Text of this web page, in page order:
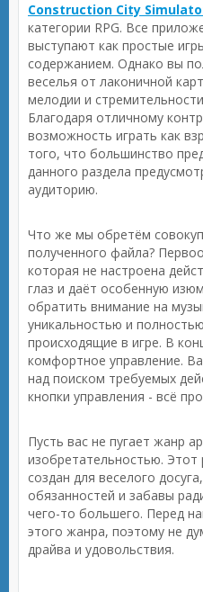
Construction City
категории RPG. Все
выступают как простые
содержанием. Однако вы
веселья от лаконичной
мелодии и
Благодаря отличному
возможность играть как
того, что большинство
данного раздела
аудиторию.
Что же мы обретём
полученного файла?
которая не настроена
глаз и даёт особенную
обратить внимание на
уникальностью и
происходящие в игре. В
комфортное управление.
над поиском требуемых
кнопки управления - всё
Пусть вас не пугает жанр
изобретательностью.
создан для веселого
обязанностей и забавы
чего-то большего. Перед
этого жанра, поэтому не
драйва и удовольствия.